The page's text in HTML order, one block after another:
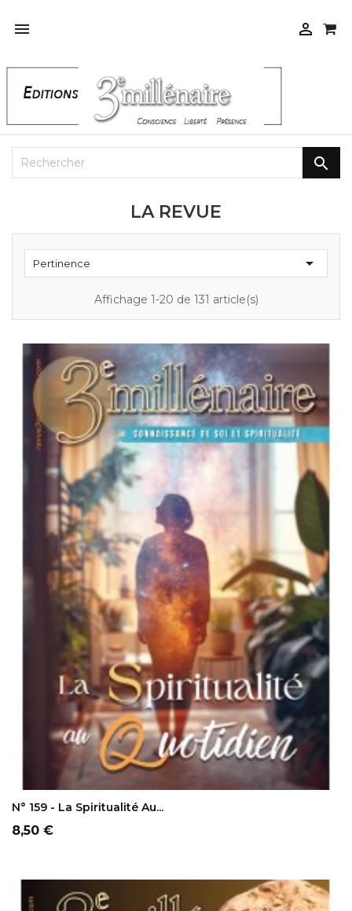
 

LA REVUE
Pertinence 
Affichage 1-20 de 131 article(s)
AJOUTER AU PANIER
N° 159 - La Spiritualité Au...
Prix
8,50 €